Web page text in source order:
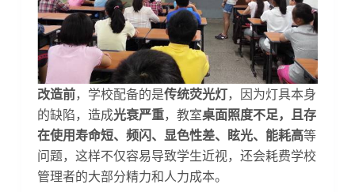
改造前，学校配备的是传统荧光灯，因为灯具本身
的缺陷，造成光衰严重，教室桌面照度不足，且存
在使用寿命短、频闪、显色性差、眩光、能耗高等
问题，这样不仅容易导致学生近视，还会耗费学校
管理者的大部分精力和人力成本。